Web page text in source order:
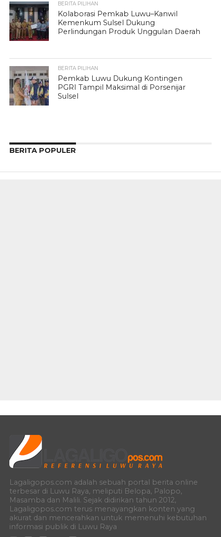
BERITA PILIHAN
Kolaborasi Pemkab Luwu–Kanwil
Kemenkum Sulsel Dukung
Perlindungan Produk Unggulan Daerah
BERITA PILIHAN
Pemkab Luwu Dukung Kontingen
PGRI Tampil Maksimal di Porsenijar
Sulsel
BERITA POPULER
Lagaligopos.com adalah sebuah portal berita online
terbesar di Luwu Raya, meliputi Belopa, Palopo,
Masamba dan Malili. Sejak didirikan tahun 2012,
Lagaligopos.com terus menayangkan konten yang
akurat dan mencerahkan untuk memenuhi kebutuhan
informasi publik di Luwu Raya